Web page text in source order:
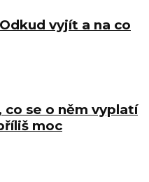
vyjít a na co
co se o něm vyplatí
moc